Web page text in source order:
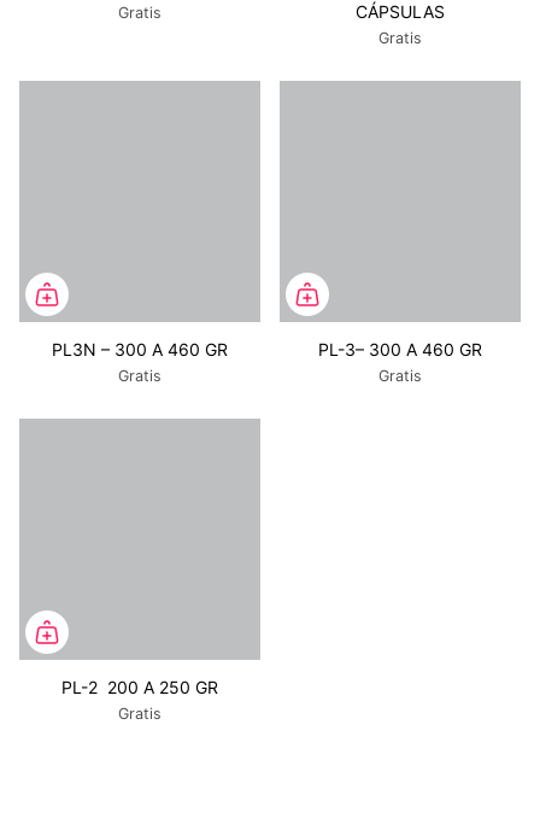
Gratis
CÁPSULAS
Gratis
PL3N – 300 A 460 GR
Gratis
PL-3– 300 A 460 GR
Gratis
PL-2 200 A 250 GR
Gratis